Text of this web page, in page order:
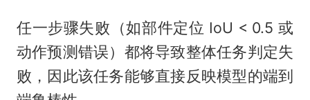
任一步骤失败（如部件定位 IoU < 0.5 或
动作预测错误）都将导致整体任务判定失
败，因此该任务能够直接反映模型的端到